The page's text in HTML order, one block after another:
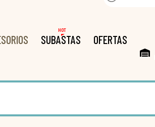
SUBASTAS
HOT
OFERTAS